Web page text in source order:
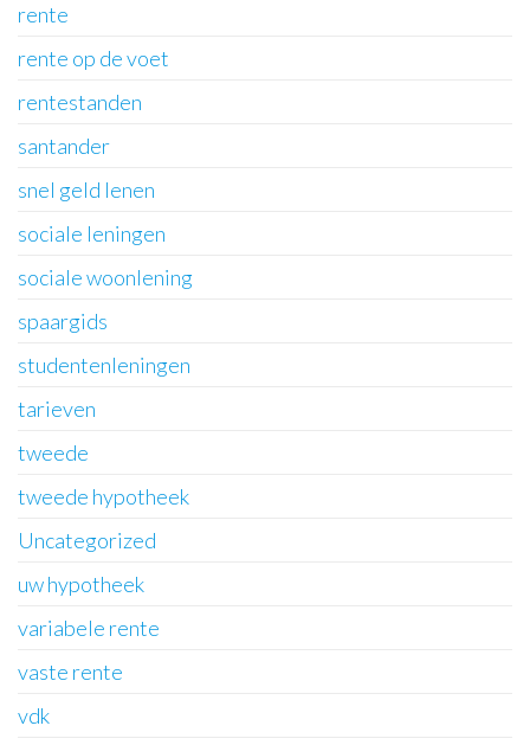
rente
rente op de voet
rentestanden
santander
snel geld lenen
sociale leningen
sociale woonlening
spaargids
studentenleningen
tarieven
tweede
tweede hypotheek
Uncategorized
uw hypotheek
variabele rente
vaste rente
vdk